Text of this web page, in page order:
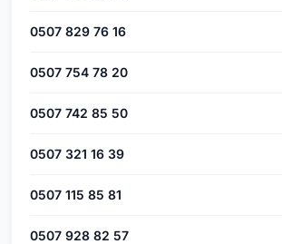
0507 829 76 16
0507 754 78 20
0507 742 85 50
0507 321 16 39
0507 115 85 81
0507 928 82 57